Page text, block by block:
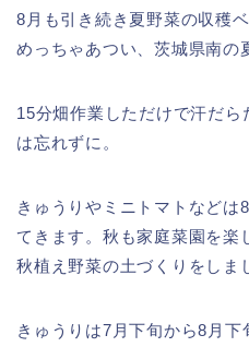
8月も引き続き夏野菜の収穫
めっちゃあつい、茨城県南の
15分畑作業しただけで汗だ
は忘れずに。
きゅうりやミニトマトなどは
てきます。秋も家庭菜園を楽
秋植え野菜の土づくりをしま
きゅうりは7月下旬から8月下